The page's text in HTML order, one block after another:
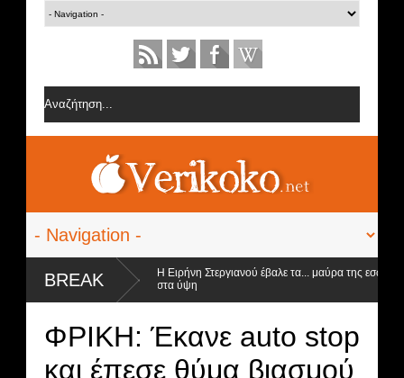
BREAK
Σοφίας Δανέζη
Η Ειρήνη Στεργιανού έβαλε τα... μαύρα της εσώρουχα
στα ύψη
ΦΡΙΚΗ: Έκανε auto stop
και έπεσε θύμα βιασμού